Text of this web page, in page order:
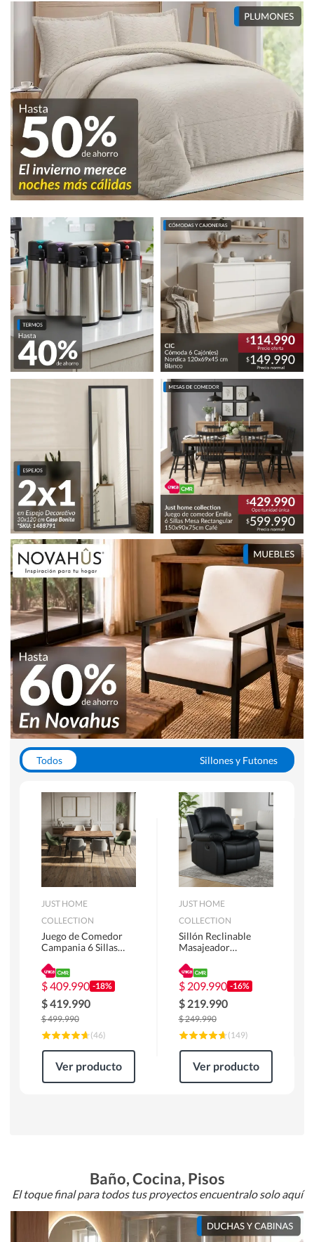
Todos
Sillones y Futones
Escritorios y Sillas PC
Racks y Muebles TV
Alfombras
JUST HOME
COLLECTION
Juego de Comedor
Campania 6 Sillas
180 x 90 x 76 cm
Café
$409.990 -18%
$419.990
$499.990
(46)
Ver producto
JUST HOME
COLLECTION
Sillón Reclinable
Masajeador
Atlanta 91x101x94
cm Negro
$ 209.990 -16%
$ 219.990
$249.990
(149)
Ver producto
Baño, Cocina, Pisos
El toque final para todos tus proyectos encuentralo solo aquí